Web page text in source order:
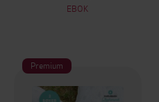
EBOK
Premium